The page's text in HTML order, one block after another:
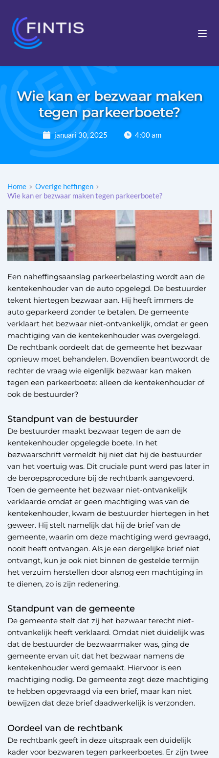
Wie kan er bezwaar maken
tegen parkeerboete?
januari 30, 2025 4:00 am
Home
Overige heffingen
Wie kan er bezwaar maken tegen parkeerboete?
Een naheffingsaanslag parkeerbelasting wordt aan de
kentekenhouder van de auto opgelegd. De bestuurder
tekent hiertegen bezwaar aan. Hij heeft immers de
auto geparkeerd zonder te betalen. De gemeente
verklaart het bezwaar niet-ontvankelijk, omdat er geen
machtiging van de kentekenhouder was overgelegd.
De rechtbank oordeelt dat de gemeente het bezwaar
opnieuw moet behandelen. Bovendien beantwoordt de
rechter de vraag wie eigenlijk bezwaar kan maken
tegen een parkeerboete: alleen de kentekenhouder of
ook de bestuurder?
Standpunt van de bestuurder
De bestuurder maakt bezwaar tegen de aan de
kentekenhouder opgelegde boete. In het
bezwaarschrift vermeldt hij niet dat hij de bestuurder
van het voertuig was. Dit cruciale punt werd pas later in
de beroepsprocedure bij de rechtbank aangevoerd.
Toen de gemeente het bezwaar niet-ontvankelijk
verklaarde omdat er geen machtiging was van de
kentekenhouder, kwam de bestuurder hiertegen in het
geweer. Hij stelt namelijk dat hij de brief van de
gemeente, waarin om deze machtiging werd gevraagd,
nooit heeft ontvangen. Als je een dergelijke brief niet
ontvangt, kun je ook niet binnen de gestelde termijn
het verzuim herstellen door alsnog een machtiging in
te dienen, zo is zijn redenering.
Standpunt van de gemeente
De gemeente stelt dat zij het bezwaar terecht niet-
ontvankelijk heeft verklaard. Omdat niet duidelijk was
dat de bestuurder de bezwaarmaker was, ging de
gemeente ervan uit dat het bezwaar namens de
kentekenhouder werd gemaakt. Hiervoor is een
machtiging nodig. De gemeente zegt deze machtiging
te hebben opgevraagd via een brief, maar kan niet
bewijzen dat deze brief daadwerkelijk is verzonden.
Oordeel van de rechtbank
De rechtbank geeft in deze uitspraak een duidelijk
kader voor bezwaren tegen parkeerboetes. Er zijn twee